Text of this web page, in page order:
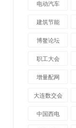
电动汽车
建筑节能
博鳌论坛
职工大会
增量配网
大连数交会
中国西电